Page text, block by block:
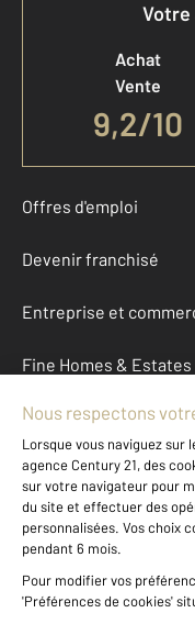
Votre
Achat
Vente
9,2/10
Offres d'emploi
Devenir franchisé
Entreprise et
Fine Homes & Estates
À propos
International
Nous contacter